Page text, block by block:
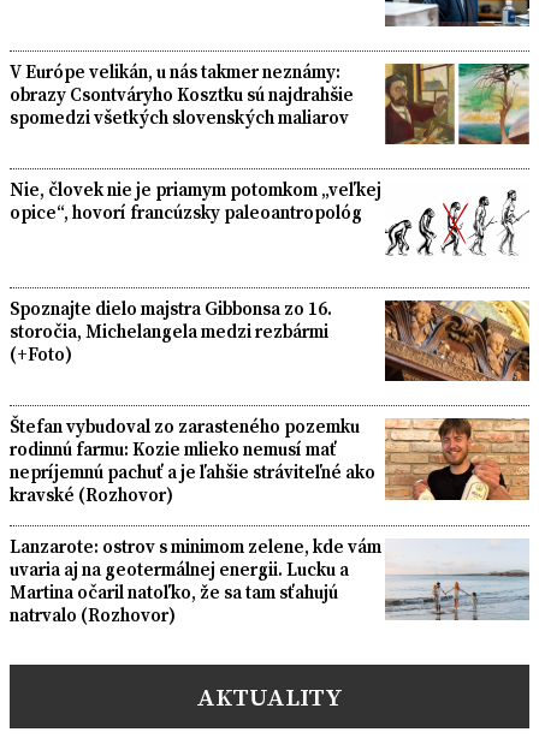
V Európe velikán, u nás takmer neznámy:
obrazy Csontváryho Kosztku sú najdrahšie
spomedzi všetkých slovenských maliarov
Nie, človek nie je priamym potomkom „veľkej
opice“, hovorí francúzsky paleoantropológ
Spoznajte dielo majstra Gibbonsa zo 16.
storočia, Michelangela medzi rezbármi
(+Foto)
Štefan vybudoval zo zarasteného pozemku
rodinnú farmu: Kozie mlieko nemusí mať
nepríjemnú pachuť a je ľahšie stráviteľné ako
kravské (Rozhovor)
Lanzarote: ostrov s minimom zelene, kde vám
uvaria aj na geotermálnej energii. Lucku a
Martina očaril natoľko, že sa tam sťahujú
natrvalo (Rozhovor)
AKTUALITY